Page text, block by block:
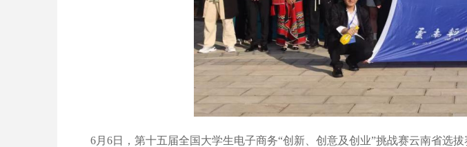
6月6日，第十五届全国大学生电子商务“创新、创意及创业”挑战赛云南省选